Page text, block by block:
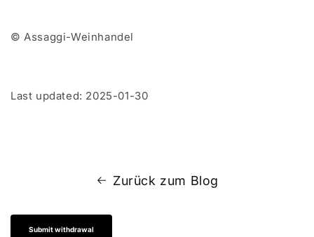
© Assaggi-Weinhandel
Last updated: 2025-01-30
Zurück zum Blog
Submit withdrawal